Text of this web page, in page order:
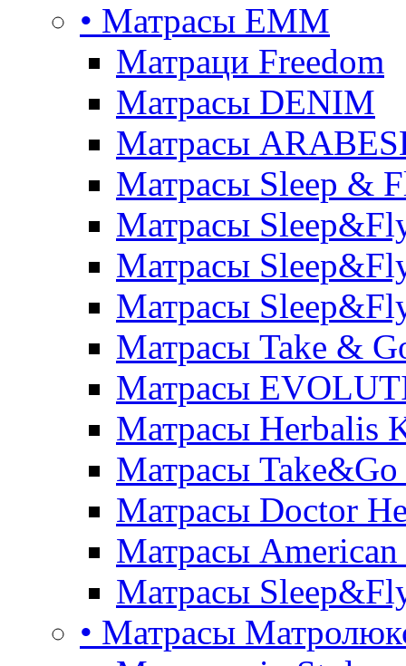
• Матрасы ЕММ
Матраци Freedom
Матрасы DENIM
Матрасы
Матрасы Sleep &
Матрасы
Матрасы
Матрасы
Матрасы Take &
Матрасы
Матрасы Herbalis
Матрасы Take&Go
Матрасы Doctor
Матрасы American
Матрасы
• Матрасы